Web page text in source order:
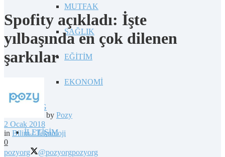
MUTFAK
SAĞLIK
EĞİTİM
EKONOMİ
BLOG
İLETİŞİM
Spofity açıkladı: İşte
yılbaşında en çok dilenen
şarkılar
by Pozy
2 Ocak 2018
in Bilim / Teknoloji
0
pozyorg
@pozyorgpozyorg